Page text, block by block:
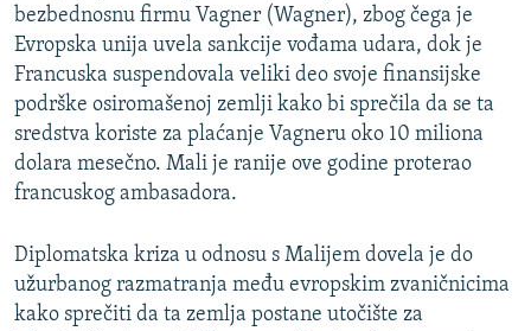
bezbednosnu firmu Vagner (Wagner), zbog čega je
Evropska unija uvela sankcije vođama udara, dok je
Francuska suspendovala veliki deo svoje finansijske
podrške osiromašenoj zemlji kako bi sprečila da se ta
sredstva koriste za plaćanje Vagneru oko 10 miliona
dolara mesečno. Mali je ranije ove godine proterao
francuskog ambasadora.
Diplomatska kriza u odnosu s Malijem dovela je do
užurbanog razmatranja među evropskim zvaničnicima
kako sprečiti da ta zemlja postane utočište za